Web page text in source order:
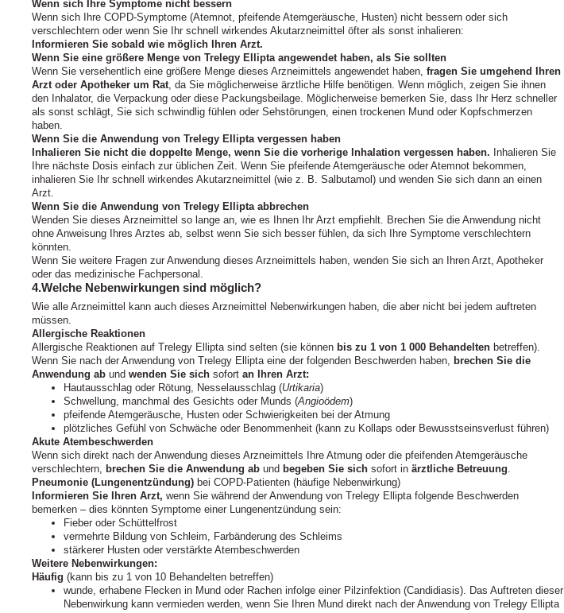
Wenn sich Ihre Symptome nicht bessern
Wenn sich Ihre COPD‑Symptome (Atemnot, pfeifende Atemgeräusche, Husten) nicht bessern oder sich
verschlechtern oder wenn Sie Ihr schnell wirkendes Akutarzneimittel öfter als sonst inhalieren:
Informieren Sie sobald wie möglich Ihren Arzt.
Wenn Sie eine größere Menge von Trelegy Ellipta angewendet haben, als Sie sollten
Wenn Sie versehentlich eine größere Menge dieses Arzneimittels angewendet haben, fragen Sie umgehend Ihren
Arzt oder Apotheker um Rat, da Sie möglicherweise ärztliche Hilfe benötigen. Wenn möglich, zeigen Sie ihnen
den Inhalator, die Verpackung oder diese Packungsbeilage. Möglicherweise bemerken Sie, dass Ihr Herz schneller
als sonst schlägt, Sie sich schwindlig fühlen oder Sehstörungen, einen trockenen Mund oder Kopfschmerzen
haben.
Wenn Sie die Anwendung von Trelegy Ellipta vergessen haben
Inhalieren Sie nicht die doppelte Menge, wenn Sie die vorherige Inhalation vergessen haben. Inhalieren Sie
Ihre nächste Dosis einfach zur üblichen Zeit. Wenn Sie pfeifende Atemgeräusche oder Atemnot bekommen,
inhalieren Sie Ihr schnell wirkendes Akutarzneimittel (wie z. B. Salbutamol) und wenden Sie sich dann an einen
Arzt.
Wenn Sie die Anwendung von Trelegy Ellipta abbrechen
Wenden Sie dieses Arzneimittel so lange an, wie es Ihnen Ihr Arzt empfiehlt. Brechen Sie die Anwendung nicht
ohne Anweisung Ihres Arztes ab, selbst wenn Sie sich besser fühlen, da sich Ihre Symptome verschlechtern
könnten.
Wenn Sie weitere Fragen zur Anwendung dieses Arzneimittels haben, wenden Sie sich an Ihren Arzt, Apotheker
oder das medizinische Fachpersonal.
4.Welche Nebenwirkungen sind möglich?
Wie alle Arzneimittel kann auch dieses Arzneimittel Nebenwirkungen haben, die aber nicht bei jedem auftreten
müssen.
Allergische Reaktionen
Allergische Reaktionen auf Trelegy Ellipta sind selten (sie können bis zu 1 von 1 000 Behandelten betreffen).
Wenn Sie nach der Anwendung von Trelegy Ellipta eine der folgenden Beschwerden haben, brechen Sie die
Anwendung ab und wenden Sie sich sofort an
Ihren Arzt:
Hautausschlag oder Rötung, Nesselausschlag (Urtikaria)
Schwellung, manchmal des Gesichts oder Munds (Angioödem)
pfeifende Atemgeräusche, Husten oder Schwierigkeiten bei der Atmung
plötzliches Gefühl von Schwäche oder Benommenheit (kann zu Kollaps oder Bewusstseinsverlust führen)
Akute Atembeschwerden
Wenn sich direkt nach der Anwendung dieses Arzneimittels Ihre Atmung oder die pfeifenden Atemgeräusche
verschlechtern, brechen Sie die Anwendung ab und begeben Sie sich sofort in ärztliche Betreuung.
Pneumonie (Lungenentzündung) bei COPD-Patienten (häufige Nebenwirkung)
Informieren Sie Ihren Arzt, wenn Sie während der Anwendung von Trelegy Ellipta folgende Beschwerden
bemerken – dies könnten Symptome einer Lungenentzündung sein:
Fieber oder Schüttelfrost
vermehrte Bildung von Schleim, Farbänderung des Schleims
stärkerer Husten oder verstärkte Atembeschwerden
Weitere Nebenwirkungen:
Häufig (kann bis zu 1 von 10 Behandelten betreffen)
wunde, erhabene Flecken in Mund oder Rachen infolge einer Pilzinfektion (Candidiasis). Das Auftreten dieser
Nebenwirkung kann vermieden werden, wenn Sie Ihren Mund direkt nach der Anwendung von Trelegy Ellipta